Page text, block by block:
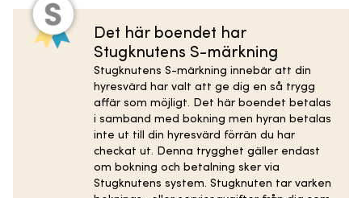
Det här boendet har
Stugknutens S-märkning
Stugknutens S-märkning innebär att din
hyresvärd har valt att ge dig en så trygg
affär som möjligt. Det här boendet betalas
i samband med bokning men hyran betalas
inte ut till din hyresvärd förrän du har
checkat ut. Denna trygghet gäller endast
om bokning och betalning sker via
Stugknutens system. Stugknuten tar varken